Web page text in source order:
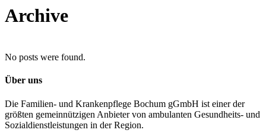
Archive
No posts were found.
Über uns
Die Familien- und Krankenpflege Bochum gGmbH ist einer der
größten gemeinnützigen Anbieter von ambulanten Gesundheits- und
Sozialdienstleistungen in der Region.